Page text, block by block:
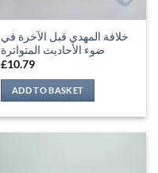
خلافة المهدي قبل الآخرة في
ضوء الأحاديث المتواترة
£10.79
ADD TO BASKET